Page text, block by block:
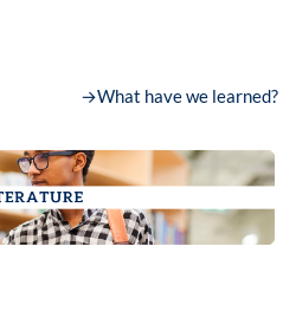
→What have we learned?